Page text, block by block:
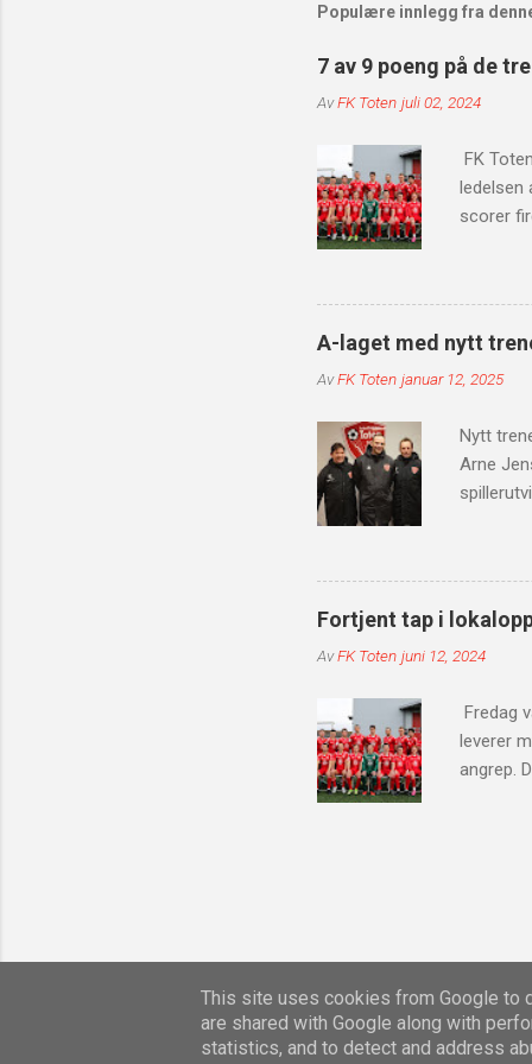
Populære innlegg fra
7 av 9 poeng på de
AvFK Toten juli 02, 2024
FK
ledelsen
scorer
scoring
får to
resultat
A-laget med nytt
AvFK Toten januar 12, 2025
Nytt
Arne
Med
spilt i
siste
siden
Fortjent tap i
AvFK Toten juni 12, 2024
Fredag
leverer
angrep.
vi inn
med en
This site uses cookies from Google to
are shared with Google along with
statistics, and to detect and address